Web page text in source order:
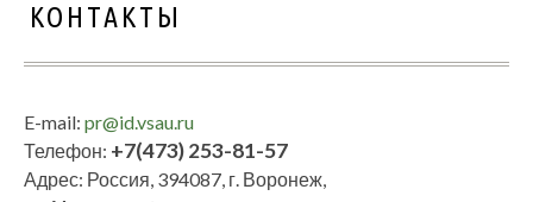
КОНТАКТЫ
E-mail: pr@id.vsau.ru
Телефон: +7(473) 253-81-57
Адрес: Россия, 394087, г. Воронеж,